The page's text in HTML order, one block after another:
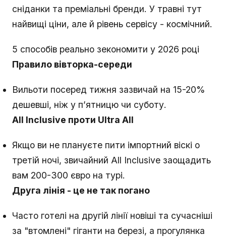
сніданки та преміальні бренди. У травні тут
найвищі ціни, але й рівень сервісу - космічний.
5 способів реально зекономити у 2026 році
Правило вівторка-середи
Вильоти посеред тижня зазвичай на 15-20%
дешевші, ніж у п’ятницю чи суботу.
All Inclusive проти Ultra All
Якщо ви не плануєте пити імпортний віскі о
третій ночі, звичайний All Inclusive заощадить
вам 200-300 євро на турі.
Друга лінія - це не так погано
Часто готелі на другій лінії новіші та сучасніші
за "втомлені" гіганти на березі, а прогулянка